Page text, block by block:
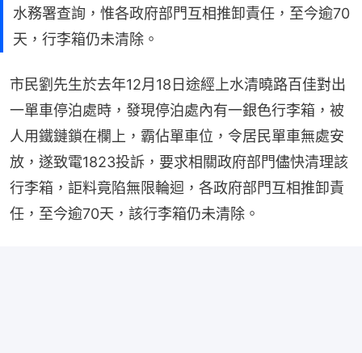
水務署查詢，惟各政府部門互相推卸責任，至今逾70
天，行李箱仍未清除。
市民劉先生於去年12月18日途經上水清曉路百佳對出
一單車停泊處時，發現停泊處內有一銀色行李箱，被
人用鐵鏈鎖在欄上，霸佔單車位，令居民單車無處安
放，遂致電1823投訴，要求相關政府部門儘快清理該
行李箱，詎料竟陷無限輪迴，各政府部門互相推卸責
任，至今逾70天，該行李箱仍未清除。